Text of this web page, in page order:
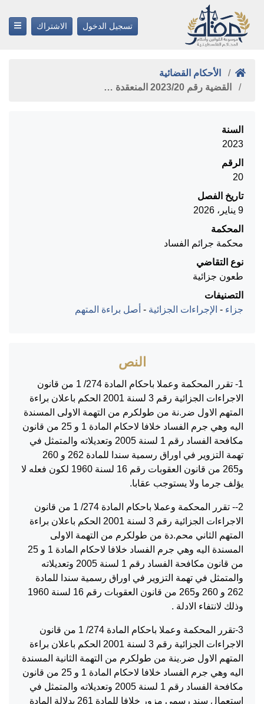
تسجيل الدخول الاشتراك
الأحكام القضائية
القضية رقم ‎20‏/‎2023‏ المنعقدة …
السنة
2023
الرقم
20
تاريخ الفصل
9 يناير، 2026
المحكمة
محكمة جرائم الفساد
نوع التقاضي
طعون جزائية
التصنيفات
جزاء - الإجراءات الجزائية - أصل براءة المتهم
النص
1- تقرر المحكمة وعملا باحكام المادة 274/ 1 من قانون
الاجراءات الجزائية رقم 3 لسنة 2001 الحكم باعلان براءة
المتهم الاول ضر.نة من طولكرم من التهمة الاولى المسندة
اليه وهي جرم الفساد خلافا لاحكام المادة 1 و 25 من قانون
مكافحة الفساد رقم 1 لسنة 2005 وتعديلاته والمتمثل في
تهمة التزوير في اوراق رسمية سندا للمادة 262 و 260
و265 من قانون العقوبات رقم 16 لسنة 1960 لكون فعله لا
يؤلف جرما ولا يستوجب عقابا.
2-- تقرر المحكمة وعملا باحكام المادة 274/ 1 من قانون
الاجراءات الجزائية رقم 3 لسنة 2001 الحكم باعلان براءة
المتهم الثاني محم.دة من طولكرم من التهمة الاولى
المسندة اليه وهي جرم الفساد خلافا لاحكام المادة 1 و 25
من قانون مكافحة الفساد رقم 1 لسنة 2005 وتعديلاته
والمتمثل في تهمة التزوير في اوراق رسمية سندا للمادة
262 و 260 و265 من قانون العقوبات رقم 16 لسنة 1960
وذلك لانتفاء الادلة .
3-تقرر المحكمة وعملا باحكام المادة 274/ 1 من قانون
الاجراءات الجزائية رقم 3 لسنة 2001 الحكم باعلان براءة
المتهم الاول ضر.ينة من طولكرم من التهمة الثانية المسندة
اليه وهي جرم الفساد خلافا لاحكام المادة 1 و 25 من قانون
مكافحة الفساد رقم 1 لسنة 2005 وتعديلاته والمتمثل في
استعمال سند رسمي مزور خلافا للمادة 261 بدلالة المادة